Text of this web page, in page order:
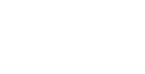
Departamental Jorge